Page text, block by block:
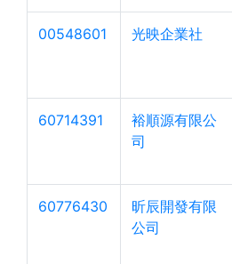
00548601 光映企業社
60714391
裕順源有限公
司
60776430
昕辰開發有限
公司